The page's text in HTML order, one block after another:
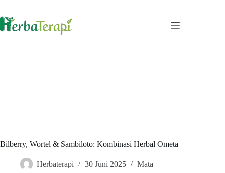
content
Bilberry, Wortel & Sambiloto: Kombinasi Herbal Ometa
Herbaterapi 30 Juni 2025 Mata